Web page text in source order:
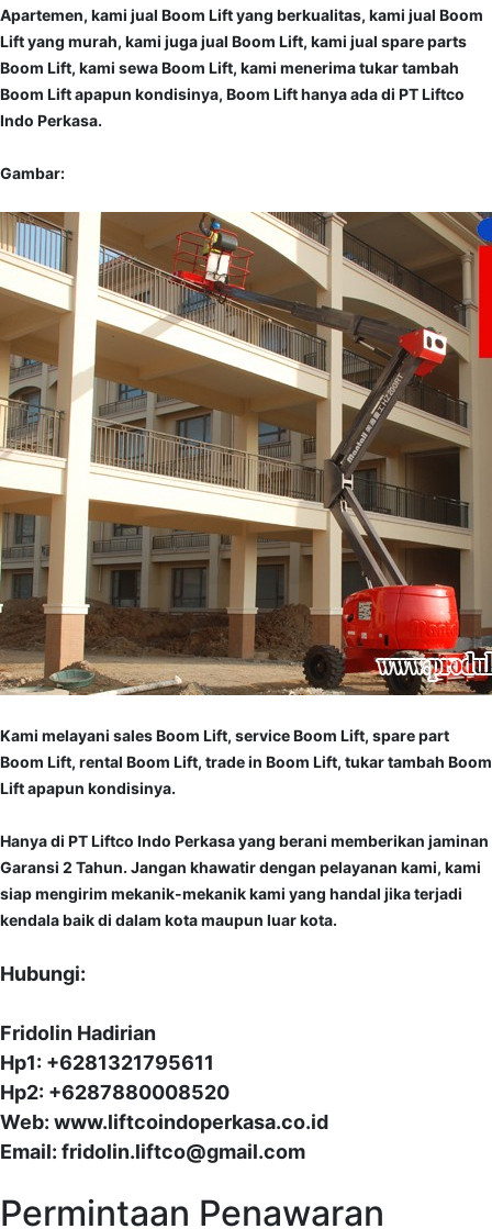
Apartemen, kami jual Boom Lift yang berkualitas, kami jual Boom
Lift yang murah, kami juga jual Boom Lift, kami jual spare parts
Boom Lift, kami sewa Boom Lift, kami menerima tukar tambah
Boom Lift apapun kondisinya, Boom Lift hanya ada di PT Liftco
Indo Perkasa.
Gambar:
Kami melayani sales Boom Lift, service Boom Lift, spare part
Boom Lift, rental Boom Lift, trade in Boom Lift, tukar tambah Boom
Lift apapun kondisinya.
Hanya di PT Liftco Indo Perkasa yang berani memberikan jaminan
Garansi 2 Tahun. Jangan khawatir dengan pelayanan kami, kami
siap mengirim mekanik-mekanik kami yang handal jika terjadi
kendala baik di dalam kota maupun luar kota.
Hubungi:
Fridolin Hadirian
Hp1: +6281321795611
Hp2: +6287880008520
Web: www.liftcoindoperkasa.co.id
Email: fridolin.liftco@gmail.com
Permintaan Penawaran